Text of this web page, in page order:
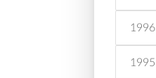
1996
1995